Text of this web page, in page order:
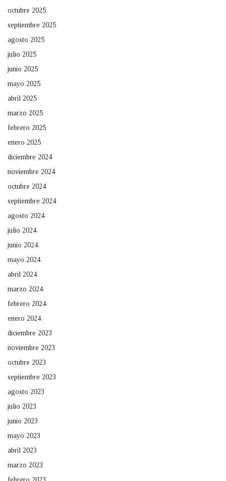
octubre 2025
septiembre 2025
agosto 2025
julio 2025
junio 2025
mayo 2025
abril 2025
marzo 2025
febrero 2025
enero 2025
diciembre 2024
noviembre 2024
octubre 2024
septiembre 2024
agosto 2024
julio 2024
junio 2024
mayo 2024
abril 2024
marzo 2024
febrero 2024
enero 2024
diciembre 2023
noviembre 2023
octubre 2023
septiembre 2023
agosto 2023
julio 2023
junio 2023
mayo 2023
abril 2023
marzo 2023